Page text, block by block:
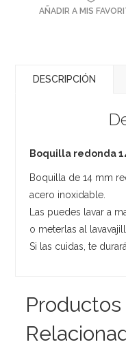
AÑADIR A MIS
DESCRIPCIÓN
Boquilla redonda
Boquilla de 14 mm
acero inoxidable.
Las puedes lavar a
o meterlas al
Si las cuidas, te
Productos